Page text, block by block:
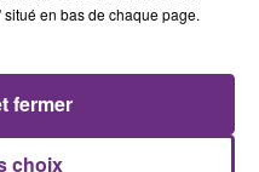
REIMS FERME
en bas de chaque page.
choix
fermer